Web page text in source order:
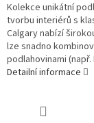
Kolekce unikátní
tvorbu interiérů s
Calgary nabízí
lze snadno
podlahovinami (např.
Detailní informace